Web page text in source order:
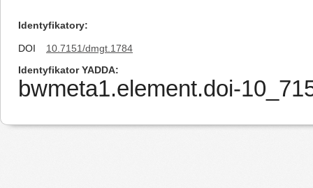
Identyfikatory
DOI
10.7151/dmgt.1784
Identyfikator YADDA
bwmeta1.element.doi-